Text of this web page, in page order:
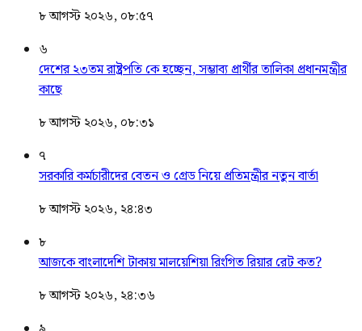
৮ আগস্ট ২০২৬, ০৮:৫৭
৬
দেশের ২৩তম রাষ্ট্রপতি কে হচ্ছেন, সম্ভাব্য প্রার্থীর তালিকা প্রধানমন্ত্রীর
কাছে
৮ আগস্ট ২০২৬, ০৮:৩১
৭
সরকারি কর্মচারীদের বেতন ও গ্রেড নিয়ে প্রতিমন্ত্রীর নতুন বার্তা
৮ আগস্ট ২০২৬, ২৪:৪৩
৮
আজকে বাংলাদেশি টাকায় মালয়েশিয়া রিংগিত রিয়ার রেট কত?
৮ আগস্ট ২০২৬, ২৪:৩৬